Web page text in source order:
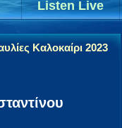
Listen Live
Καλοκαίρι 2023